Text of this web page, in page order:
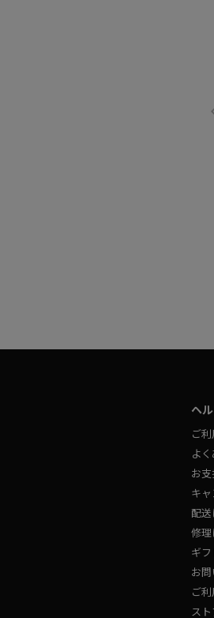
ヘ
ご
よ
お
キ
配送
修理
ギ
お
ご
ス